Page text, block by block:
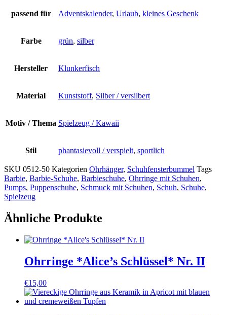
passend für Adventskalender, Urlaub, kleines Geschenk
Farbe grün, silber
Hersteller Klunkerfisch
Material Kunststoff, Silber / versilbert
Motiv / Thema Spielzeug / Kawaii
Stil phantasievoll / verspielt, sportlich
SKU 0512-50 Kategorien Ohrhänger, Schuhfensterbummel Tags
Barbie, Barbie-Schuhe, Barbieschuhe, Ohrringe mit Schuhen,
Pumps, Puppenschuhe, Schmuck mit Schuhen, Schuh, Schuhe,
Spielzeug
Ähnliche Produkte
Ohrringe *Alice’s Schlüssel* Nr. II
€15,00